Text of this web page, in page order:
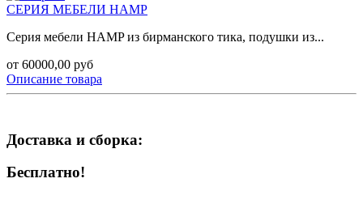
СЕРИЯ МЕБЕЛИ HAMP
Серия мебели HAMP из бирманского тика, подушки из...
от 60000,00 руб
Описание товара
Доставка и сборка:
Бесплатно!